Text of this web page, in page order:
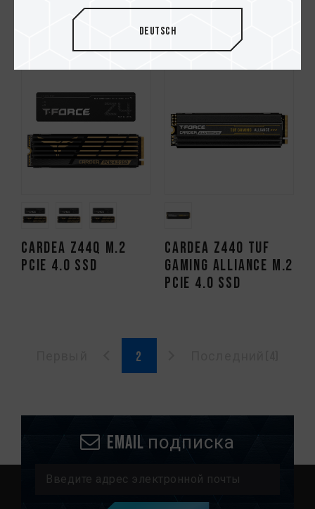
CARDEA Z44L M.2
CARDEA ZERO Z440
M.2 PCIe 4.0 SSD
CARDEA Z44Q M.2
PCIe 4.0 SSD
CARDEA Z440 TUF
Gaming Alliance M.2
PCIe 4.0 SSD
Email подписка
Deutsch